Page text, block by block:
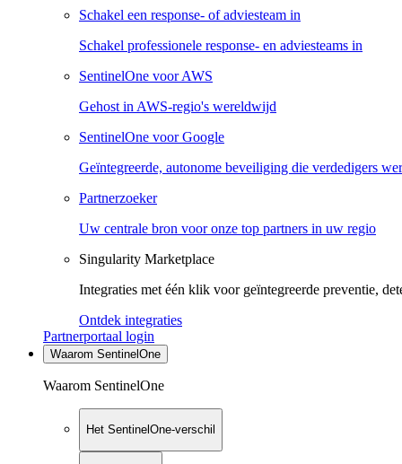
Schakel een response- of adviesteam in
Schakel professionele response- en adviesteams in
SentinelOne voor AWS
Gehost in AWS-regio's wereldwijd
SentinelOne voor Google
Geïntegreerde, autonome beveiliging die verdedigers
Partnerzoeker
Uw centrale bron voor onze top partners in uw regio
Singularity Marketplace
Integraties met één klik voor geïntegreerde preventie,
Ontdek integraties
Partnerportaal login
Waarom SentinelOne
Waarom SentinelOne
Het SentinelOne-verschil